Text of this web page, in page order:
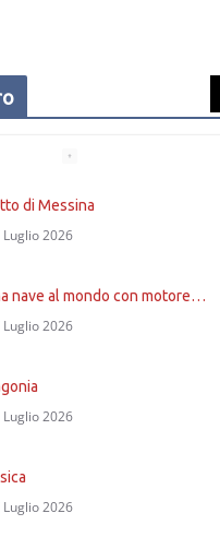
di Messina
Luglio 2026
nave al mondo con motore…
Luglio 2026
Luglio 2026
Luglio 2026